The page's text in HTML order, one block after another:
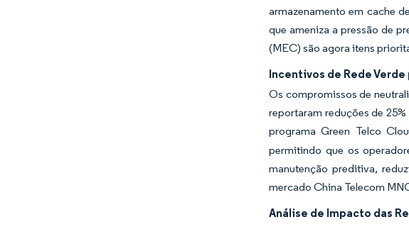
armazenamento em cache
que ameniza a pressão de
(MEC) são agora itens
Incentivos de Rede
Os compromissos de
reportaram reduções de
programa Green Telco
permitindo que os
manutenção preditiva,
mercado China Telecom
Análise de Impacto das